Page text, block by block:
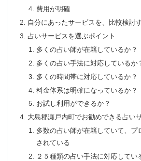
費用が明確
自分にあったサービスを、比較検討
占いサービスを選ぶポイント
多くの占い師が在籍しているか？
多くの占い手法に対応しているか
多くの時間帯に対応しているか？
料金体系は明確になっているか？
お試し利用ができるか？
大島郡瀬戸内町でお勧めできる占い
多数の占い師が在籍していて、プ
されている
２５種類の占い手法に対応してい